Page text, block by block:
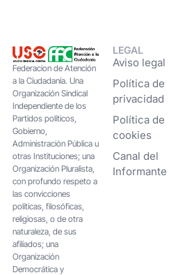
Federacion de Atención
a la Ciudadanía. Una
Organización Sindical
Independiente de los
Partidos políticos,
Gobierno,
Administración Pública u
otras Instituciones; una
Organización Pluralista,
con profundo respeto a
las convicciones
políticas, filosóficas,
religiosas, o de otra
naturaleza, de sus
afiliados; una
Organización
Democrática y
LEGAL
Aviso legal
Política de
privacidad
Política de
cookies
Canal del
Informante